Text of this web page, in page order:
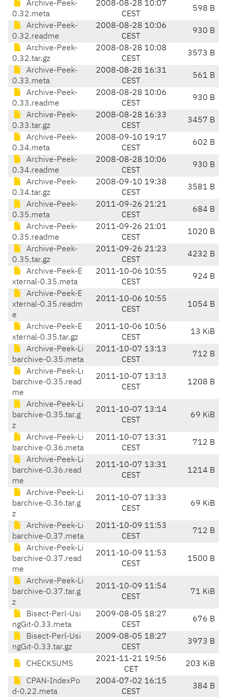
Archive-Peek-
0.32.meta
2008-08-28 10:07
CEST
598 B
Archive-Peek-
0.32.readme
2008-08-28 10:06
CEST
930 B
Archive-Peek-
0.32.tar.gz
2008-08-28 10:08
CEST
3573 B
Archive-Peek-
0.33.meta
2008-08-28 16:31
CEST
561 B
Archive-Peek-
0.33.readme
2008-08-28 10:06
CEST
930 B
Archive-Peek-
0.33.tar.gz
2008-08-28 16:33
CEST
3457 B
Archive-Peek-
0.34.meta
2008-09-10 19:17
CEST
602 B
Archive-Peek-
0.34.readme
2008-08-28 10:06
CEST
930 B
Archive-Peek-
0.34.tar.gz
2008-09-10 19:38
CEST
3581 B
Archive-Peek-
0.35.meta
2011-09-26 21:21
CEST
684 B
Archive-Peek-
0.35.readme
2011-09-26 21:01
CEST
1020 B
Archive-Peek-
0.35.tar.gz
2011-09-26 21:23
CEST
4232 B
Archive-Peek-E
xternal-0.35.meta
2011-10-06 10:55
CEST
924 B
Archive-Peek-E
xternal-0.35.readm
e
2011-10-06 10:55
CEST
1054 B
Archive-Peek-E
xternal-0.35.tar.gz
2011-10-06 10:56
CEST
13 KiB
Archive-Peek-Li
barchive-0.35.meta
2011-10-07 13:13
CEST
712 B
Archive-Peek-Li
barchive-0.35.read
me
2011-10-07 13:13
CEST
1208 B
Archive-Peek-Li
barchive-0.35.tar.g
z
2011-10-07 13:14
CEST
69 KiB
Archive-Peek-Li
barchive-0.36.meta
2011-10-07 13:31
CEST
712 B
Archive-Peek-Li
barchive-0.36.read
me
2011-10-07 13:31
CEST
1214 B
Archive-Peek-Li
barchive-0.36.tar.g
z
2011-10-07 13:33
CEST
69 KiB
Archive-Peek-Li
barchive-0.37.meta
2011-10-09 11:53
CEST
712 B
Archive-Peek-Li
barchive-0.37.read
me
2011-10-09 11:53
CEST
1500 B
Archive-Peek-Li
barchive-0.37.tar.g
z
2011-10-09 11:54
CEST
71 KiB
Bisect-Perl-Usi
ngGit-0.33.meta
2009-08-05 18:27
CEST
676 B
Bisect-Perl-Usi
ngGit-0.33.tar.gz
2009-08-05 18:27
CEST
3973 B
CHECKSUMS
2021-11-21 19:56
CET
203 KiB
CPAN-IndexPo
d-0.22.meta
2004-07-02 16:15
CEST
384 B